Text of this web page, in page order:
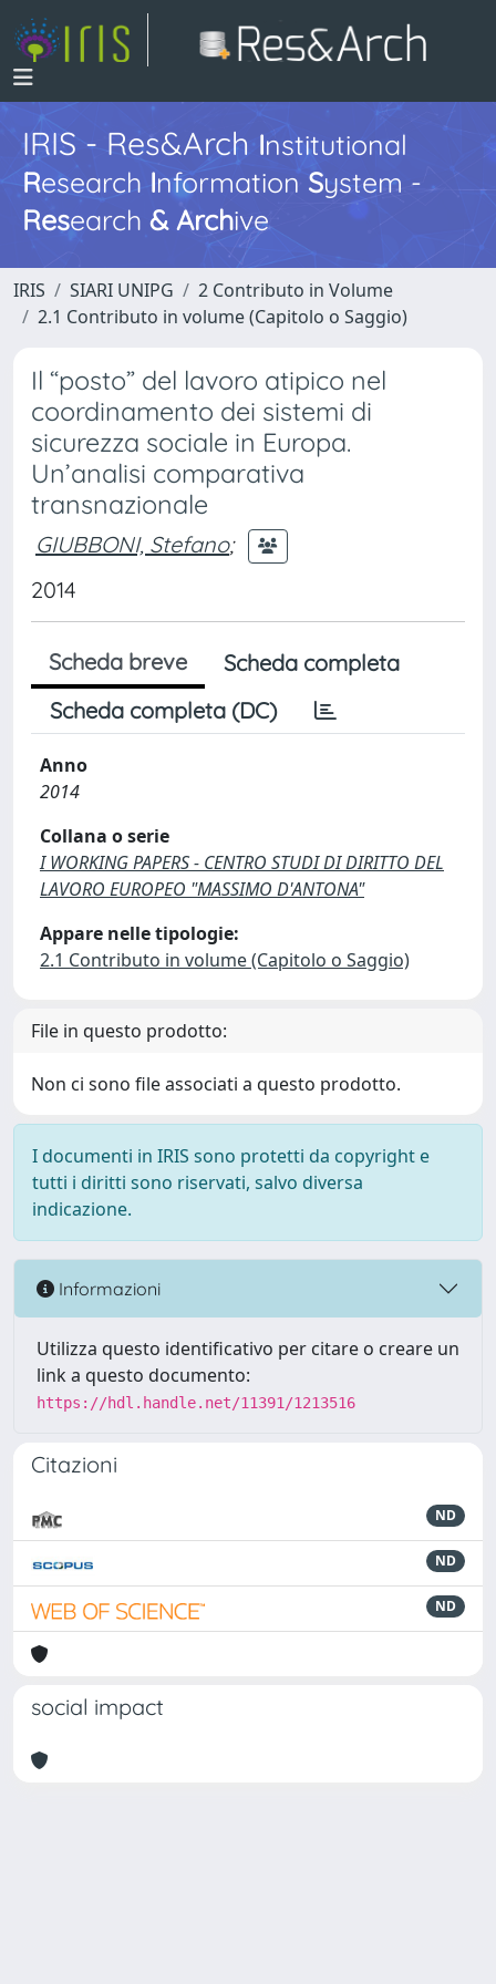
IRIS - Res&ArchInstitutional
Research InformationSystem -
Research & Archive
IRIS SIARI UNIPG
2 Contributo in Volume
2.1 Contributo in volume (Capitolo o Saggio)
Il “posto” del lavoro atipico nel
coordinamento dei sistemi di
sicurezza sociale in Europa.
Un’analisi comparativa
transnazionale
GIUBBONI, Stefano;
2014
Scheda breve
Scheda completa
Scheda completa (DC)
Anno
2014
Collana o serie
I WORKING PAPERS - CENTRO STUDI DI DIRITTO DEL
LAVORO EUROPEO "MASSIMO D'ANTONA"
Appare nelle tipologie:
2.1 Contributo in volume (Capitolo o Saggio)
File in questo prodotto:
Non ci sono file associati a questo prodotto.
I documenti in IRIS sono protetti da copyright e
tutti i diritti sono riservati, salvo diversa
indicazione.
Informazioni
Utilizza questo identificativo per citare o creare un
link a questo documento:
https://hdl.handle.net/11391/1213516
Citazioni
ND
ND
ND
social impact